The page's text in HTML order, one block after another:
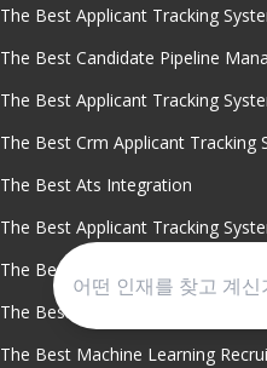
The Best Applicant Tracking
The Best Candidate Pipeline
The Best Applicant Tracking
The Best Crm Applicant Tracking
The Best Ats Integration
The Best Applicant Tracking
The Best Recruitment
The Best Gdpr Compliance
The Best Machine Learning